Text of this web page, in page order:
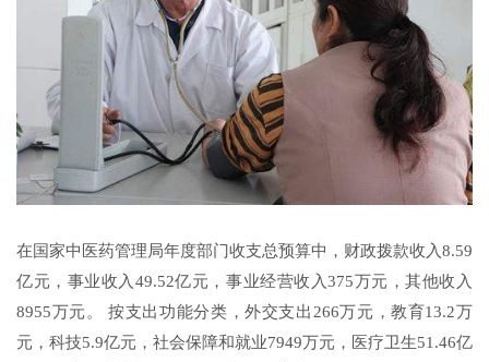
在国家中医药管理局年度部门收支总预算中，财政拨款收入8.59
亿元，事业收入49.52亿元，事业经营收入375万元，其他收入
8955万元。 按支出功能分类，外交支出266万元，教育13.2万
元，科技5.9亿元，社会保障和就业7949万元，医疗卫生51.46亿